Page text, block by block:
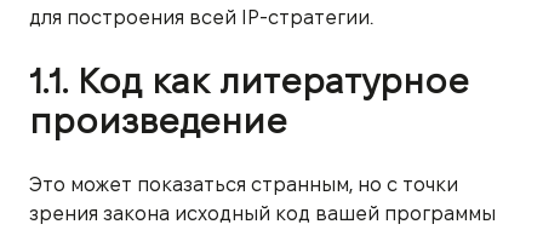
для построения всей IP-стратегии.
1.1. Код как литературное
произведение
Это может показаться странным, но с точки
зрения закона исходный код вашей программы